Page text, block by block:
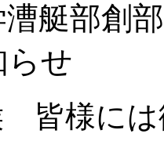
漕艇部創
らせ
皆様には